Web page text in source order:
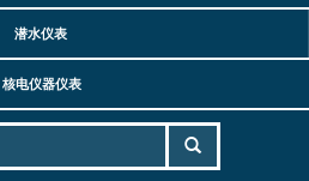
潜水仪表
核电仪器仪表